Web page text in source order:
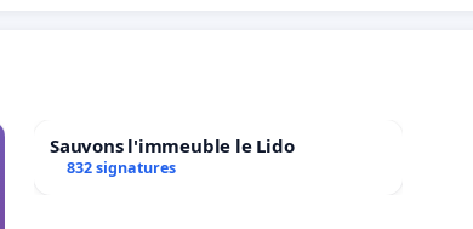
Sauvons l'immeuble le Lido
832 signatures